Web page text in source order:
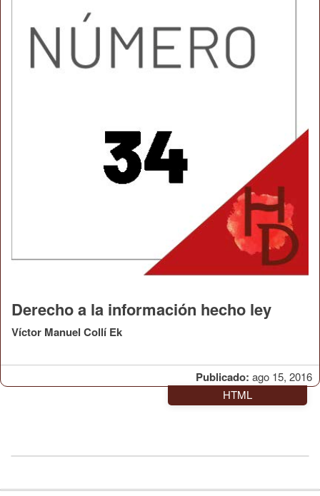
Publicado: ago 15, 2016
Derecho a la información hecho ley
Víctor Manuel Collí Ek
HTML